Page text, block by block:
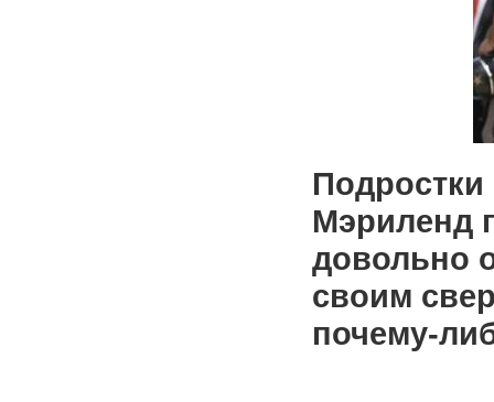
Подростки
Мэриленд
довольно
своим
почему-